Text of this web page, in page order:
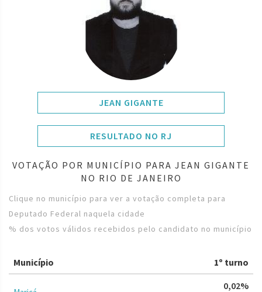
JEAN GIGANTE
RESULTADO NO RJ
VOTAÇÃO POR MUNICÍPIO PARA JEAN GIGANTE
NO RIO DE JANEIRO
Clique no município para ver a votação completa para
Deputado Federal naquela cidade
% dos votos válidos recebidos pelo candidato no município
Município 1º turno
0,02%